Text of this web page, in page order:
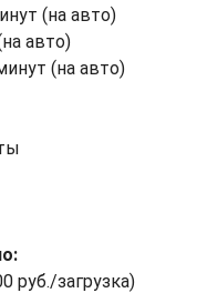
(на авто)
авто)
(на авто)
руб./загрузка)